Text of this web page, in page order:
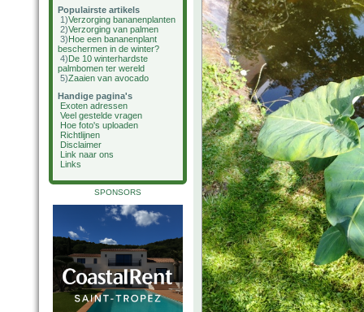
Populairste artikels
1)Verzorging bananenplanten
2)Verzorging van palmen
3)Hoe een bananenplant
beschermen in de winter?
4)De 10 winterhardste
palmbomen ter wereld
5)Zaaien van avocado
Handige pagina's
Exoten adressen
Veel gestelde vragen
Hoe foto's uploaden
Richtlijnen
Disclaimer
Link naar ons
Links
SPONSORS